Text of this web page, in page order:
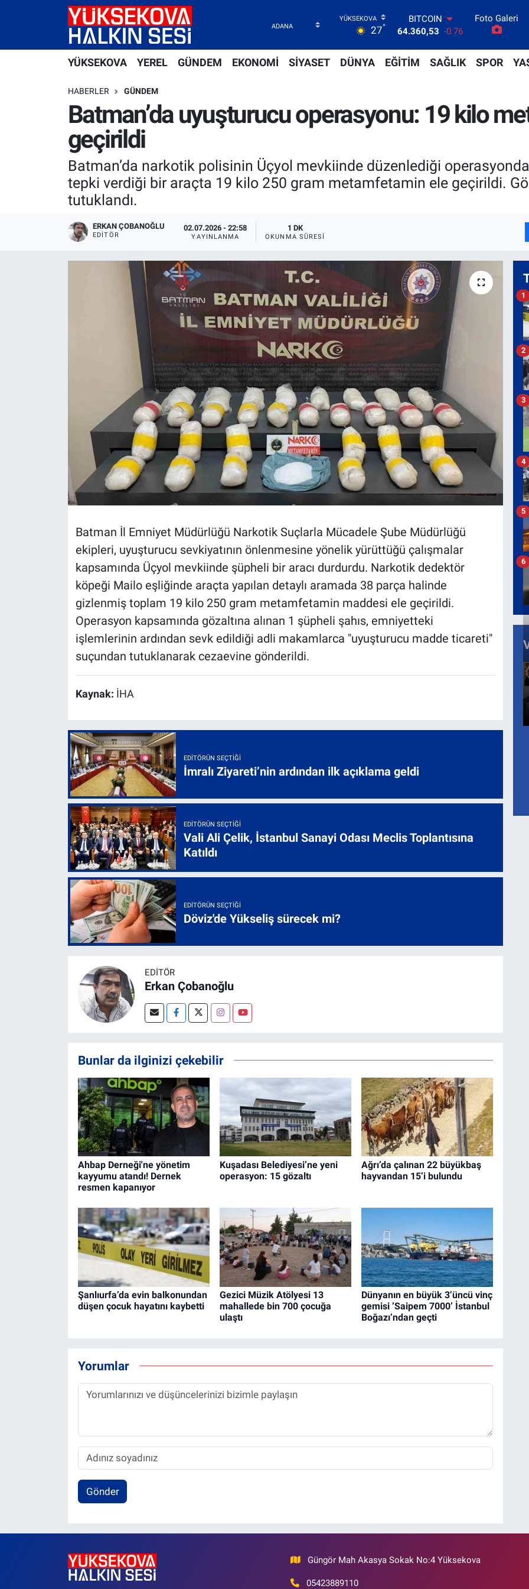
27°
BITCOIN
64.360,53 -0.76
47,7069
0.17
EURO
64,1897
0.02
GRAM ALTIN
Foto Galeri
YÜKSEKOVA YEREL GÜNDEM EKONOMİ SİYASET DÜNYA EĞİTİM SAĞLIK SPOR
HABERLER GÜNDEM
Batman’da uyuşturucu operasyonu: 19 kilo
geçirildi
Batman’da narkotik polisinin Üçyol mevkiinde düzenlediği
tepki verdiği bir araçta 19 kilo 250 gram metamfetamin ele geçirildi.
tutuklandı.
ERKAN ÇOBANOĞLU
EDITÖR
02.07.2026 - 22:58
YAYINLANMA
1 DK
OKUNMA SÜRESI
Batman İl Emniyet Müdürlüğü Narkotik Suçlarla Mücadele Şube Müdürlüğü
ekipleri, uyuşturucu sevkiyatının önlenmesine yönelik yürüttüğü çalışmalar
kapsamında Üçyol mevkiinde şüpheli bir aracı durdurdu. Narkotik dedektör
köpeği Mailo eşliğinde araçta yapılan detaylı aramada 38 parça halinde
gizlenmiş toplam 19 kilo 250 gram metamfetamin maddesi ele geçirildi.
Operasyon kapsamında gözaltına alınan 1 şüpheli şahıs, emniyetteki
işlemlerinin ardından sevk edildiği adli makamlarca "uyuşturucu madde ticareti"
suçundan tutuklanarak cezaevine gönderildi.
Kaynak: İHA
EDITÖRÜN SEÇTIĞI
İmralı Ziyareti’nin ardından ilk açıklama geldi
EDITÖRÜN SEÇTIĞI
Vali Ali Çelik, İstanbul Sanayi Odası Meclis Toplantısına
Katıldı
EDITÖRÜN SEÇTIĞI
Döviz'de Yükseliş sürecek mi?
EDITÖR
Erkan Çobanoğlu
Bunlar da ilginizi çekebilir
Ahbap Derneği'ne yönetim
kayyumu atandı! Dernek
resmen kapanıyor
Kuşadası Belediyesi’ne yeni
operasyon: 15 gözaltı
Ağrı’da çalınan 22 büyükbaş
hayvandan 15’i bulundu
Şanlıurfa’da evin balkonundan
düşen çocuk hayatını kaybetti
Gezici Müzik Atölyesi 13
mahallede bin 700 çocuğa
ulaştı
Dünyanın en büyük 3’üncü vinç
gemisi ’Saipem 7000’ İstanbul
Boğazı’ndan geçti
Yorumlar
Gönder
1
2
3
4
5
6
Güngör Mah Akasya Sokak No:4 Yüksekova
05423889110
Yüksekova Nöbetçi Eczaneler
Yüksekova Trafik Yoğunluk Haritası
Süper Lig Puan Durumu ve Fikstür
Tüm Manşetler
Son Dakika Haberleri
Haber Arşivi